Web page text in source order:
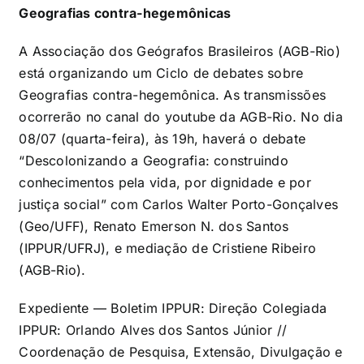
Geografias contra-hegemônicas
A Associação dos Geógrafos Brasileiros (AGB-Rio)
está organizando um Ciclo de debates sobre
Geografias contra-hegemônica. As transmissões
ocorrerão no canal do youtube da AGB-Rio. No dia
08/07 (quarta-feira), às 19h, haverá o debate
“Descolonizando a Geografia: construindo
conhecimentos pela vida, por dignidade e por
justiça social” com Carlos Walter Porto-Gonçalves
(Geo/UFF), Renato Emerson N. dos Santos
(IPPUR/UFRJ), e mediação de Cristiene Ribeiro
(AGB-Rio).
Expediente — Boletim IPPUR: Direção Colegiada
IPPUR: Orlando Alves dos Santos Júnior //
Coordenação de Pesquisa, Extensão, Divulgação e